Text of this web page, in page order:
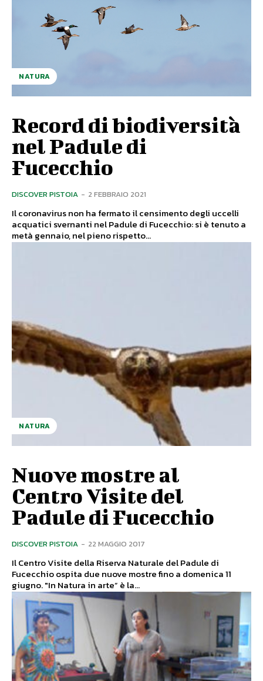
NATURA
Record di biodiversità
nel Padule di
Fucecchio
DISCOVER PISTOIA - 2 FEBBRAIO 2021
Il coronavirus non ha fermato il censimento degli uccelli
acquatici svernanti nel Padule di Fucecchio: si è tenuto a
metà gennaio, nel pieno rispetto...
NATURA
Nuove mostre al
Centro Visite del
Padule di Fucecchio
DISCOVER PISTOIA - 22 MAGGIO 2017
Il Centro Visite della Riserva Naturale del Padule di
Fucecchio ospita due nuove mostre fino a domenica 11
giugno. "In Natura in arte” è la...